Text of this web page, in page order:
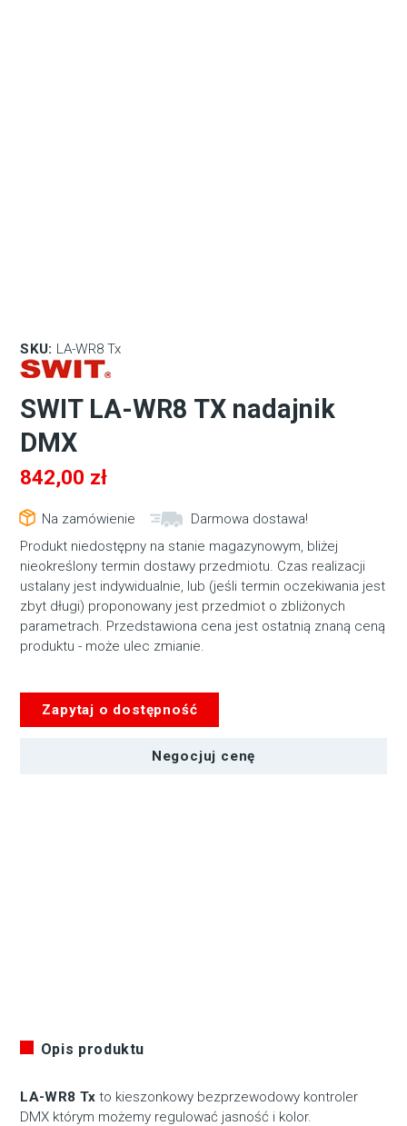
SKU: LA-WR8 Tx
SWIT LA-WR8 TX nadajnik
DMX
842,00 zł
Na zamówienie
Darmowa dostawa!
Produkt niedostępny na stanie magazynowym, bliżej
nieokreślony termin dostawy przedmiotu. Czas realizacji
ustalany jest indywidualnie, lub (jeśli termin oczekiwania jest
zbyt długi) proponowany jest przedmiot o zbliżonych
parametrach. Przedstawiona cena jest ostatnią znaną ceną
produktu - może ulec zmianie.
Zapytaj o dostępność
Negocjuj cenę
Opis produktu
LA-WR8 Tx to kieszonkowy bezprzewodowy kontroler
DMX którym możemy regulować jasność i kolor.